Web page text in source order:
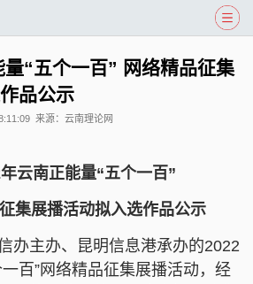
“五个一百” 网络精品征集
品公示
来源： 云南理论网
南正能量“五个一百”
展播活动拟入选作品公示
办主办、昆明信息港承办的2022
一百”网络精品征集展播活动，经